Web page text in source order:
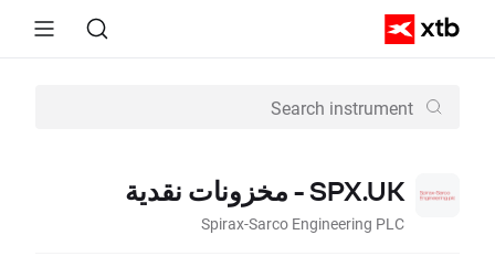
SPX.UK - مخزونات نقدية
Spirax-Sarco Engineering PLC